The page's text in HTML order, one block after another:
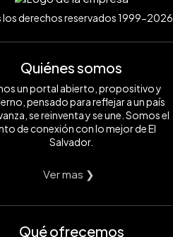
los derechos reservados 1999-2026
Quiénes somos
un portal abierto, propositivo y
pensado para reflejar a un país
se reinventa y se une. Somos el
de conexión con lo mejor de El
Salvador.
Ver mas ❯
Qué ofrecemos